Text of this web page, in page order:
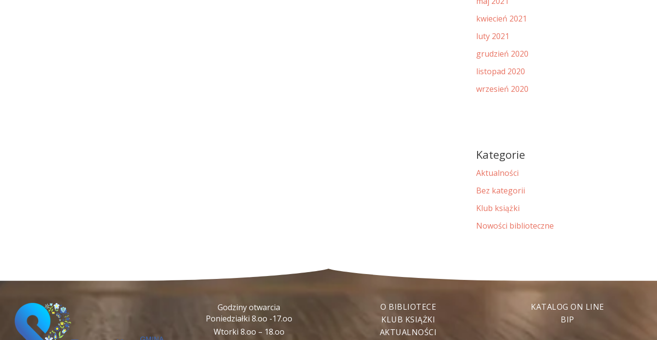
kwiecień 2021
luty 2021
grudzień 2020
listopad 2020
wrzesień 2020
Kategorie
Aktualności
Bez kategorii
Klub książki
Nowości biblioteczne
Godziny otwarcia
Poniedziałki 8.oo -17.oo
Wtorki 8.oo – 18.oo
O BIBLIOTECE
KLUB KSIĄŻKI
AKTUALNOŚCI
KATALOG ON LINE
BIP